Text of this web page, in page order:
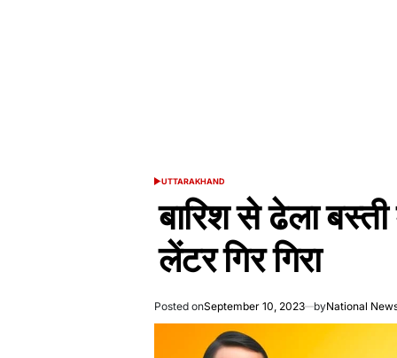
POSTED
UTTARAKHAND
बारिश से ढेला
लेंटर गिर गिरा
Posted onSeptember 10, 2023 byNational